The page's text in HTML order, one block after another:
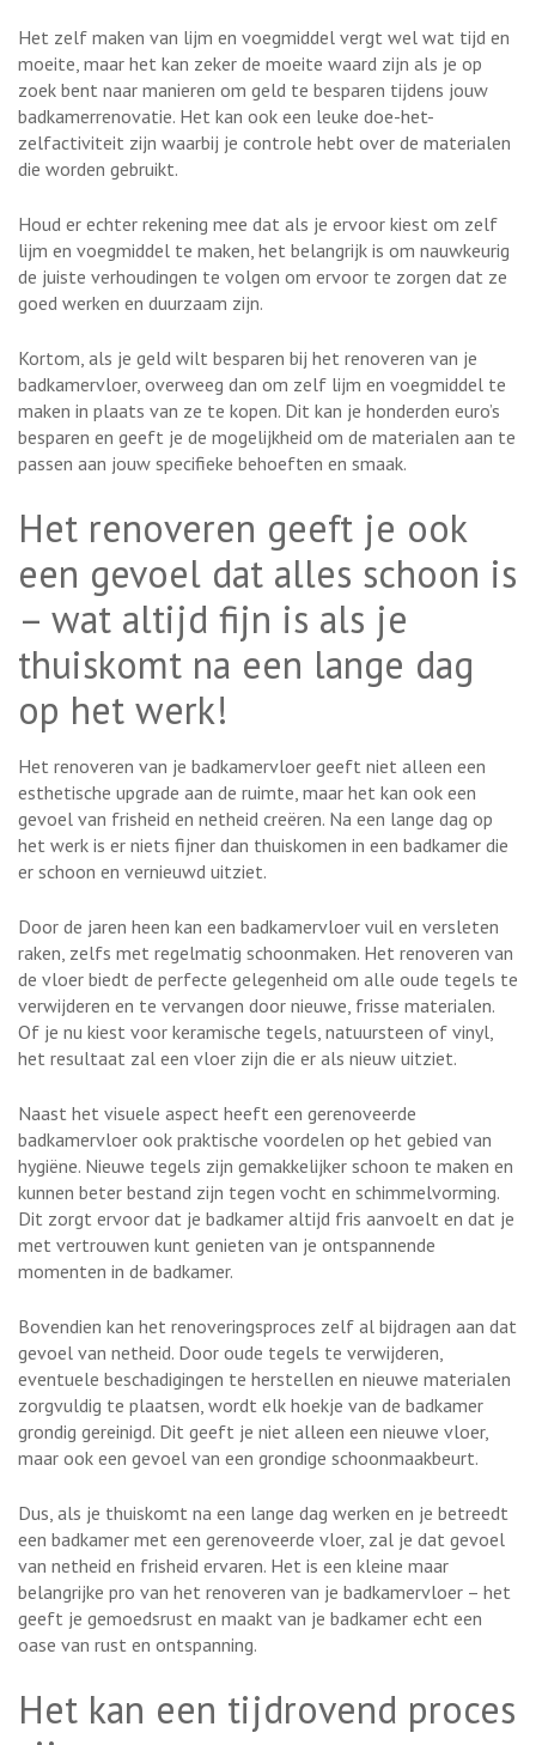
Het zelf maken van lijm en voegmiddel vergt wel wat tijd en
moeite, maar het kan zeker de moeite waard zijn als je op
zoek bent naar manieren om geld te besparen tijdens jouw
badkamerrenovatie. Het kan ook een leuke doe-het-
zelfactiviteit zijn waarbij je controle hebt over de materialen
die worden gebruikt.
Houd er echter rekening mee dat als je ervoor kiest om zelf
lijm en voegmiddel te maken, het belangrijk is om nauwkeurig
de juiste verhoudingen te volgen om ervoor te zorgen dat ze
goed werken en duurzaam zijn.
Kortom, als je geld wilt besparen bij het renoveren van je
badkamervloer, overweeg dan om zelf lijm en voegmiddel te
maken in plaats van ze te kopen. Dit kan je honderden euro’s
besparen en geeft je de mogelijkheid om de materialen aan te
passen aan jouw specifieke behoeften en smaak.
Het renoveren geeft je ook
een gevoel dat alles schoon is
– wat altijd fijn is als je
thuiskomt na een lange dag
op het werk!
Het renoveren van je badkamervloer geeft niet alleen een
esthetische upgrade aan de ruimte, maar het kan ook een
gevoel van frisheid en netheid creëren. Na een lange dag op
het werk is er niets fijner dan thuiskomen in een badkamer die
er schoon en vernieuwd uitziet.
Door de jaren heen kan een badkamervloer vuil en versleten
raken, zelfs met regelmatig schoonmaken. Het renoveren van
de vloer biedt de perfecte gelegenheid om alle oude tegels te
verwijderen en te vervangen door nieuwe, frisse materialen.
Of je nu kiest voor keramische tegels, natuursteen of vinyl,
het resultaat zal een vloer zijn die er als nieuw uitziet.
Naast het visuele aspect heeft een gerenoveerde
badkamervloer ook praktische voordelen op het gebied van
hygiëne. Nieuwe tegels zijn gemakkelijker schoon te maken en
kunnen beter bestand zijn tegen vocht en schimmelvorming.
Dit zorgt ervoor dat je badkamer altijd fris aanvoelt en dat je
met vertrouwen kunt genieten van je ontspannende
momenten in de badkamer.
Bovendien kan het renoveringsproces zelf al bijdragen aan dat
gevoel van netheid. Door oude tegels te verwijderen,
eventuele beschadigingen te herstellen en nieuwe materialen
zorgvuldig te plaatsen, wordt elk hoekje van de badkamer
grondig gereinigd. Dit geeft je niet alleen een nieuwe vloer,
maar ook een gevoel van een grondige schoonmaakbeurt.
Dus, als je thuiskomt na een lange dag werken en je betreedt
een badkamer met een gerenoveerde vloer, zal je dat gevoel
van netheid en frisheid ervaren. Het is een kleine maar
belangrijke pro van het renoveren van je badkamervloer – het
geeft je gemoedsrust en maakt van je badkamer echt een
oase van rust en ontspanning.
Het kan een tijdrovend proces